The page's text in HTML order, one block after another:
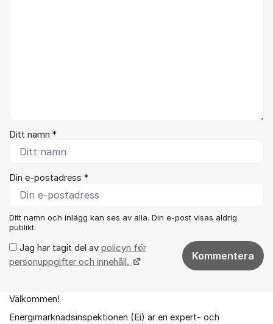
Ditt namn *
Din e-postadress *
Ditt namn och inlägg kan ses av alla. Din e-post visas aldrig
publikt.
Jag har tagit del av policyn för
personuppgifter och innehåll.
Kommentera
Om forumet
Välkommen!
Energimarknadsinspektionen (Ei) är en expert- och